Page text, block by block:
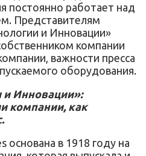
постоянно работает над
Представителям
и Инновации»
компании
важности пресса
оборудования.
и Инновации»:
компании, как
основана в 1918 году на